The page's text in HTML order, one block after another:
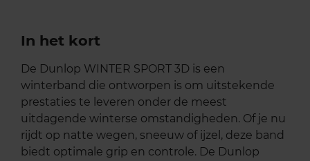
In het kort
De Dunlop WINTER SPORT 3D is een
winterband die ontworpen is om uitstekende
prestaties te leveren onder de meest
uitdagende winterse omstandigheden. Of je nu
rijdt op natte wegen, sneeuw of ijzel, deze band
biedt optimale grip en controle. De Dunlop